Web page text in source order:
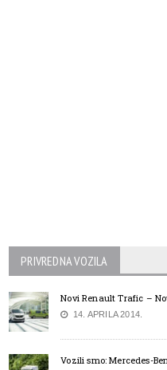
PRIVREDNA VOZILA
Novi Renault Trafic –
14. APRILA 2014.
Vozili smo: Mercedes-